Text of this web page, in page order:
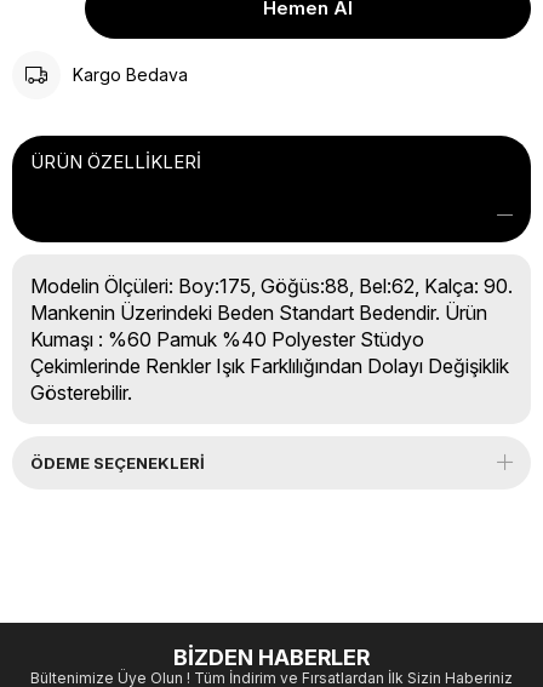
Kargo Bedava
ÜRÜN ÖZELLIKLERI
Modelin Ölçüleri: Boy:175, Göğüs:88, Bel:62, Kalça: 90.
Mankenin Üzerindeki Beden Standart Bedendir. Ürün
Kumaşı : %60 Pamuk %40 Polyester Stüdyo
Çekimlerinde Renkler Işık Farklılığından Dolayı Değişiklik
Gösterebilir.
ÖDEME SEÇENEKLERI
BİZDEN HABERLER
Bültenimize Üye Olun ! Tüm İndirim ve Fırsatlardan İlk Sizin Haberiniz